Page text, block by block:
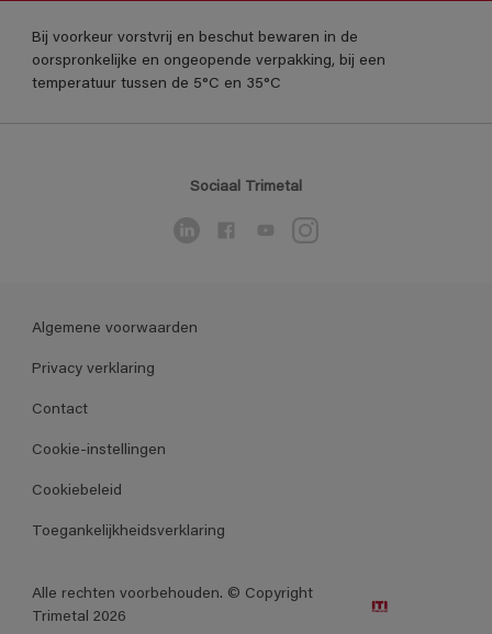
Bij voorkeur vorstvrij en beschut bewaren in de
oorspronkelijke en ongeopende verpakking, bij een
temperatuur tussen de 5°C en 35°C
Sociaal Trimetal
Algemene voorwaarden
Privacy verklaring
Contact
Cookie-instellingen
Cookiebeleid
Toegankelijkheidsverklaring
Alle rechten voorbehouden. © Copyright
Trimetal 2026